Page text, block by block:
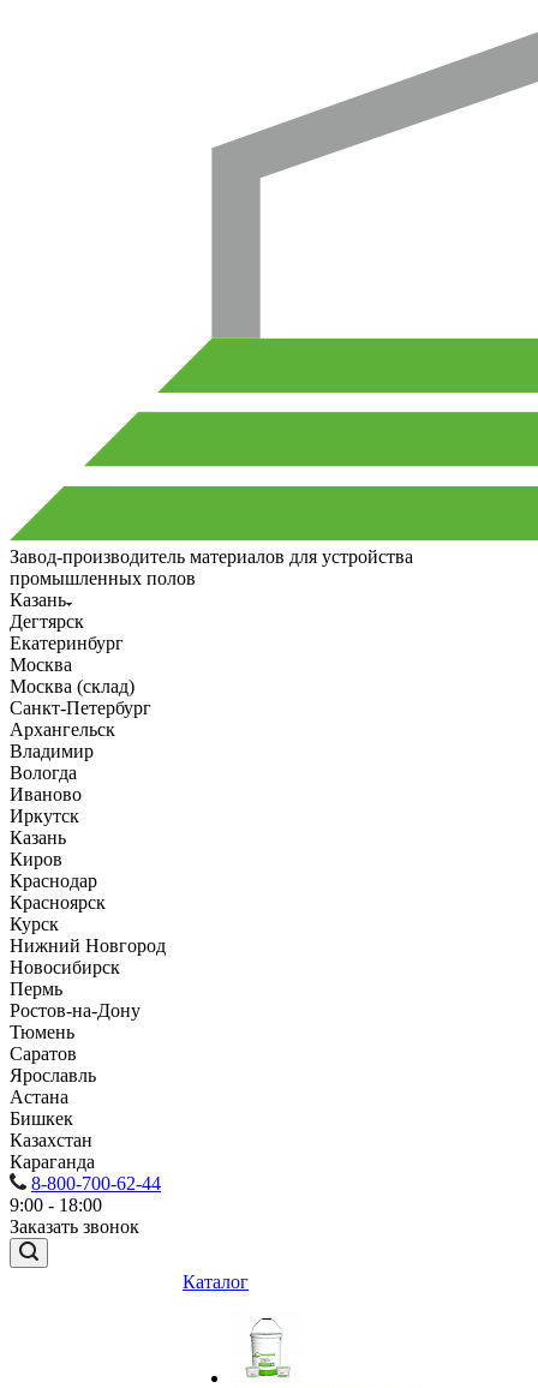
Завод-производитель материалов для устройства
промышленных полов
Казань
Дегтярск
Екатеринбург
Москва
Москва (склад)
Санкт-Петербург
Архангельск
Владимир
Вологда
Иваново
Иркутск
Казань
Киров
Краснодар
Красноярск
Курск
Нижний Новгород
Новосибирск
Пермь
Ростов-на-Дону
Тюмень
Саратов
Ярославль
Астана
Бишкек
Казахстан
Караганда
8-800-700-62-44
9:00 - 18:00
Заказать звонок
Каталог